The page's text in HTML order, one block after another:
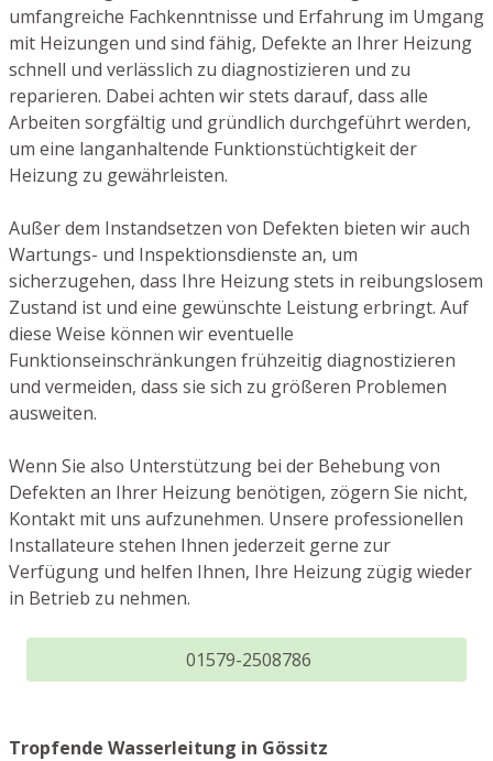
umfangreiche Fachkenntnisse und Erfahrung im Umgang
mit Heizungen und sind fähig, Defekte an Ihrer Heizung
schnell und verlässlich zu diagnostizieren und zu
reparieren. Dabei achten wir stets darauf, dass alle
Arbeiten sorgfältig und gründlich durchgeführt werden,
um eine langanhaltende Funktionstüchtigkeit der
Heizung zu gewährleisten.
Außer dem Instandsetzen von Defekten bieten wir auch
Wartungs- und Inspektionsdienste an, um
sicherzugehen, dass Ihre Heizung stets in reibungslosem
Zustand ist und eine gewünschte Leistung erbringt. Auf
diese Weise können wir eventuelle
Funktionseinschränkungen frühzeitig diagnostizieren
und vermeiden, dass sie sich zu größeren Problemen
ausweiten.
Wenn Sie also Unterstützung bei der Behebung von
Defekten an Ihrer Heizung benötigen, zögern Sie nicht,
Kontakt mit uns aufzunehmen. Unsere professionellen
Installateure stehen Ihnen jederzeit gerne zur
Verfügung und helfen Ihnen, Ihre Heizung zügig wieder
in Betrieb zu nehmen.
01579-2508786
Tropfende Wasserleitung in Gössitz